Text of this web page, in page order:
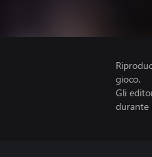
gioco.
Gli
durante